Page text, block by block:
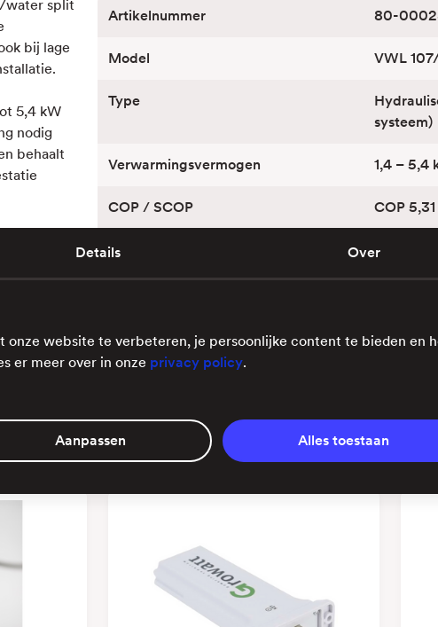
Details Over
onze website te verbeteren, je persoonlijke content te bieden en
er meer over in onze privacy policy.
Aanpassen Alles toestaan
water split
bij lage
5,4 kW
nodig
behaalt
Artikelnummer 80-
Model VWL
Type
systeem)
Verwarmingsvermogen 1,4 – 5,4
COP / SCOP COP
Geluidsniveau Niet
Type warmtepomp Lucht/